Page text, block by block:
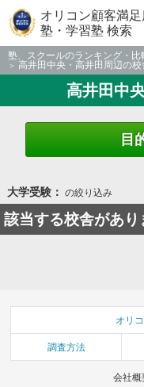
オリコン顧客満
塾・学習塾 検索
塾、スクールのランキング・比
高井田中央・高井田周辺の校
高井田中
目
大学受験： の絞り込み
該当する校舎があり
オリ
調査方法
会社概